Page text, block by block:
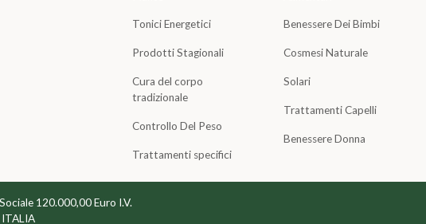
Tonici Energetici
Prodotti Stagionali
Cura del corpo
tradizionale
Controllo Del Peso
Trattamenti specifici
Benessere Dei Bimbi
Cosmesi Naturale
Solari
Trattamenti Capelli
Benessere Donna
120.000,00 Euro I.V.
ITALIA